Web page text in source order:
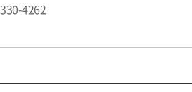
4262